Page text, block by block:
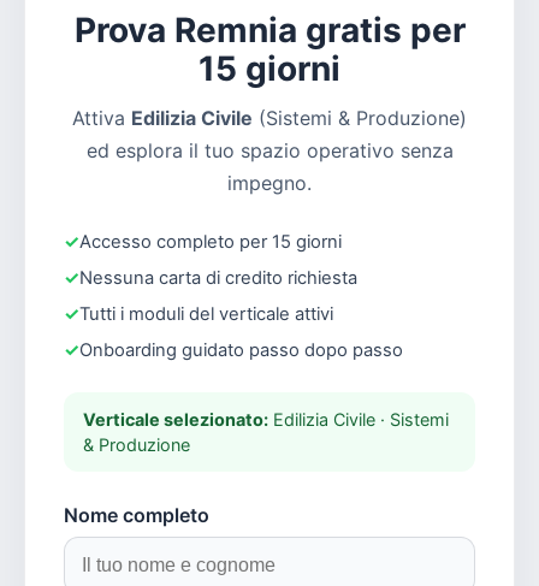
Prova Remnia gratis per
15 giorni
Attiva Edilizia Civile (Sistemi & Produzione)
ed esplora il tuo spazio operativo senza
impegno.
Accesso completo per 15 giorni
Nessuna carta di credito richiesta
Tutti i moduli del verticale attivi
Onboarding guidato passo dopo passo
Verticale selezionato: Edilizia Civile · Sistemi
& Produzione
Nome completo